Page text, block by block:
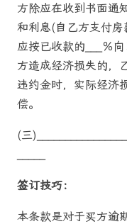
方除应在收到书面通
和利息(自乙方支付
应按已收款的___％
方造成经济损失的，
违约金时，实际经济
偿。
(三
签订技巧：
本条款是对于买方逾